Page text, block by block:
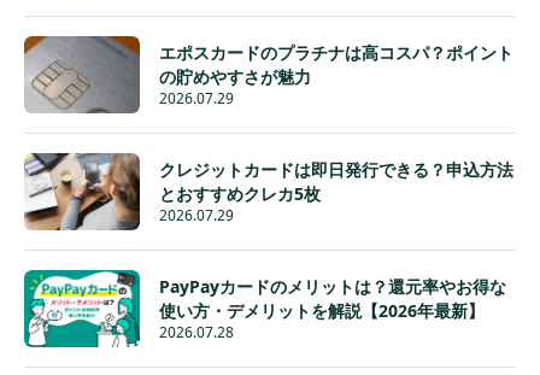
エポスカードのプラチナは高コスパ？ポイント
の貯めやすさが魅力
2026.07.29
クレジットカードは即日発行できる？申込方法
とおすすめクレカ5枚
2026.07.29
PayPayカードのメリットは？還元率やお得な
使い方・デメリットを解説【2026年最新】
2026.07.28